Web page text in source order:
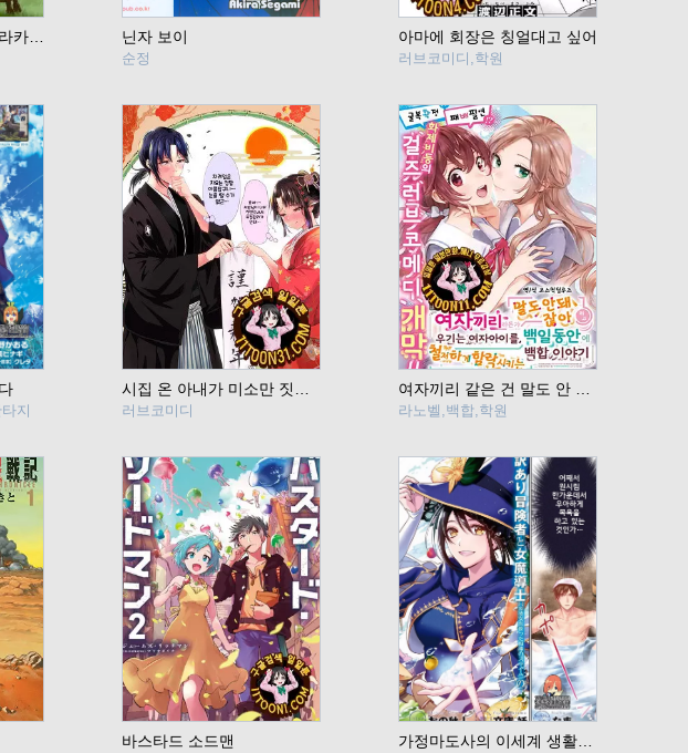
닌자 보이
순정
아마에 회장은 칭얼대고 싶어
러브코미디,학원
지 러브코미디 라노벨,백합,학원
바스타드 소드맨